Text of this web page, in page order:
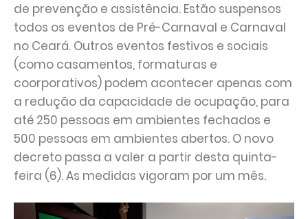
de prevenção e assistência. Estão suspensos
todos os eventos de Pré-Carnaval e Carnaval
no Ceará. Outros eventos festivos e sociais
(como casamentos, formaturas e
coorporativos) podem acontecer apenas com
a redução da capacidade de ocupação, para
até 250 pessoas em ambientes fechados e
500 pessoas em ambientes abertos. O novo
decreto passa a valer a partir desta quinta-
feira (6). As medidas vigoram por um mês.